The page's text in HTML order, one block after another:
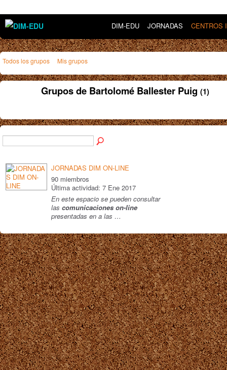
DIM-EDU JORNADAS CENTROS
Todos los grupos Mis grupos
Grupos de Bartolomé Ballester Puig (1)
JORNADAS DIM ON-LINE
90 miembros
Última actividad: 7 Ene 2017
En este espacio se pueden consultar
las comunicaciones on-line
presentadas en a las …